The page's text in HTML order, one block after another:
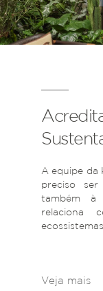
A equipe da
preciso
também à
relaciona
ecossistemas.
Veja mais